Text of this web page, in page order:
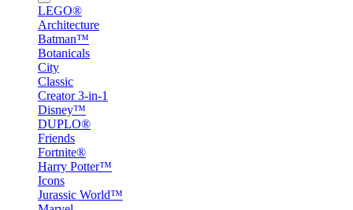
LEGO®
Architecture
Batman™
Botanicals
City
Classic
Creator 3-in-1
Disney™
DUPLO®
Friends
Fortnite®
Harry Potter™
Icons
Jurassic World™